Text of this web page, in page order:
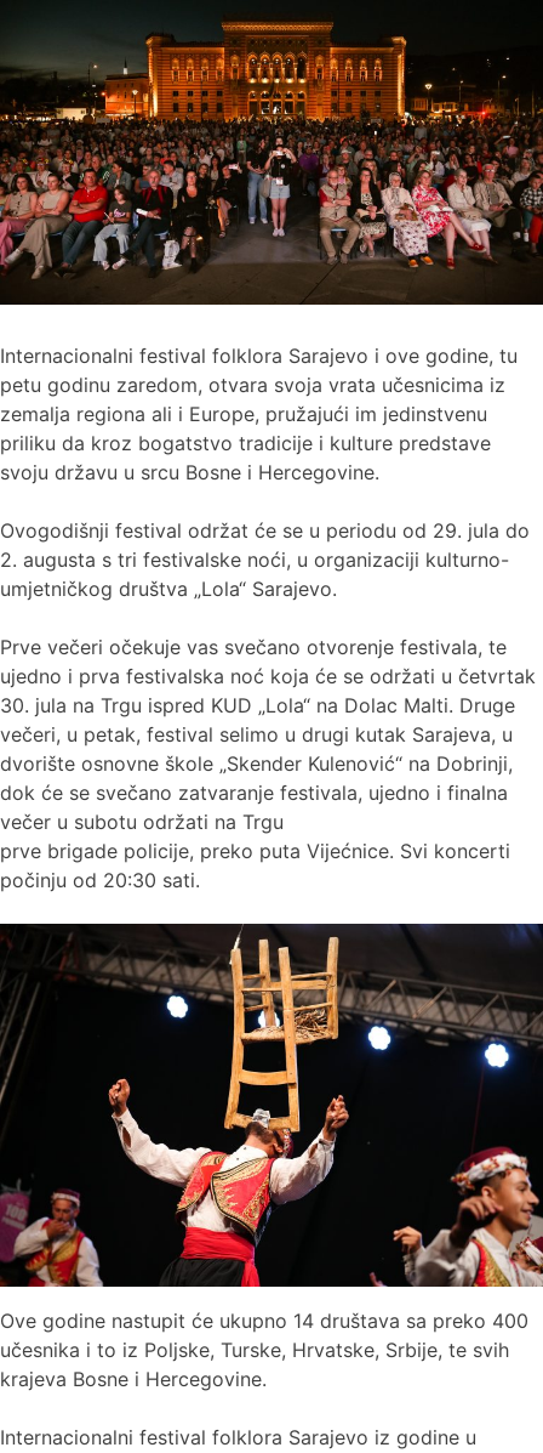
Internacionalni festival folklora Sarajevo i ove godine, tu
petu godinu zaredom, otvara svoja vrata učesnicima iz
zemalja regiona ali i Europe, pružajući im jedinstvenu
priliku da kroz bogatstvo tradicije i kulture predstave
svoju državu u srcu Bosne i Hercegovine.
Ovogodišnji festival održat će se u periodu od 29. jula do
2. augusta s tri festivalske noći, u organizaciji kulturno-
umjetničkog društva „Lola“ Sarajevo.
Prve večeri očekuje vas svečano otvorenje festivala, te
ujedno i prva festivalska noć koja će se održati u četvrtak
30. jula na Trgu ispred KUD „Lola“ na Dolac Malti. Druge
večeri, u petak, festival selimo u drugi kutak Sarajeva, u
dvorište osnovne škole „Skender Kulenović“ na Dobrinji,
dok će se svečano zatvaranje festivala, ujedno i finalna
večer u subotu održati na Trgu
prve brigade policije, preko puta Vijećnice. Svi koncerti
počinju od 20:30 sati.
Ove godine nastupit će ukupno 14 društava sa preko 400
učesnika i to iz Poljske, Turske, Hrvatske, Srbije, te svih
krajeva Bosne i Hercegovine.
Internacionalni festival folklora Sarajevo iz godine u